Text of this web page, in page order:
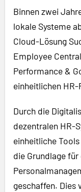
Binnen zwei
lokale Systeme
Cloud-Lösung
Employee
Performance &
einheitlichen
Durch die
dezentralen HR-
einheitliche
die Grundlage
geschaffen. Dies